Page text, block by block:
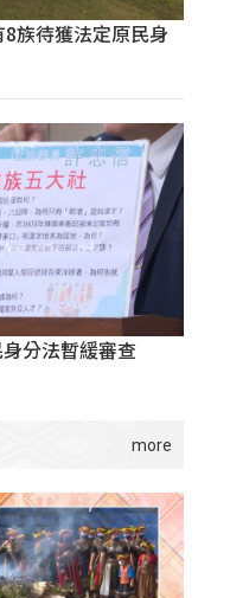
族待獲法定原民身
分法暫緩審查